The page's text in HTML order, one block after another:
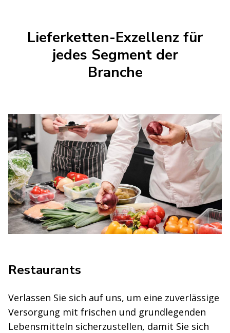
Lieferketten-Exzellenz für
jedes Segment der
Branche
Restaurants
Verlassen Sie sich auf uns, um eine zuverlässige
Versorgung mit frischen und grundlegenden
Lebensmitteln sicherzustellen, damit Sie sich